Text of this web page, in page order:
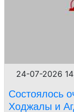
24-07-2026
Состоялось
Ходжалы и